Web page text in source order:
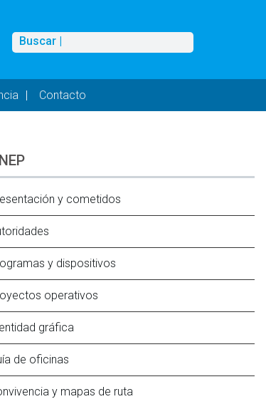
Buscar
Buscar |
Contacto
y cometidos
y dispositivos
operativos
gráfica
de oficinas
y mapas de ruta